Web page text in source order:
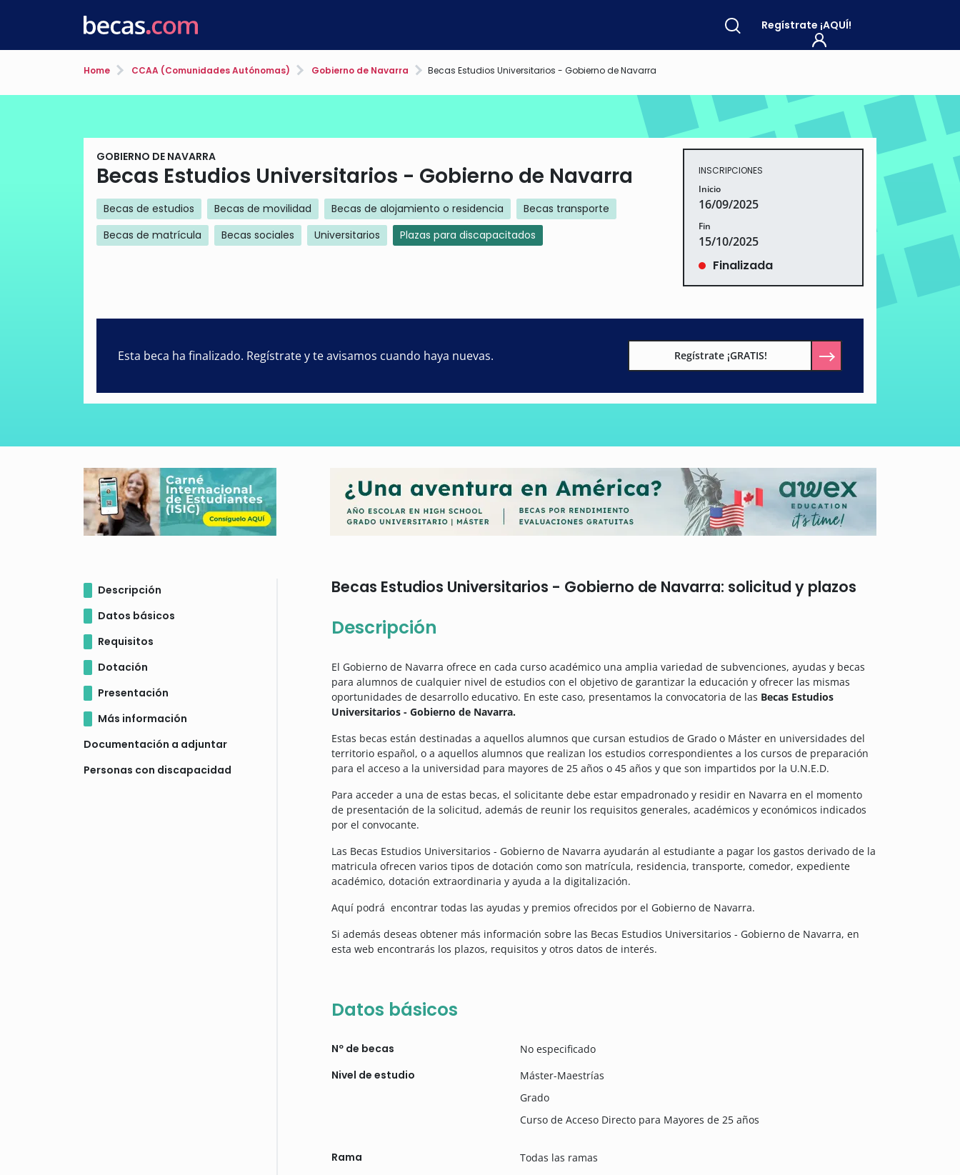
Regístrate ¡AQUÍ!
Home CCAA (Comunidades Autónomas) Gobierno de Navarra Becas Estudios Universitarios - Gobierno de Navarra
GOBIERNO DE NAVARRA
Becas Estudios Universitarios - Gobierno de Navarra
Becas de estudios Becas de movilidad Becas de alojamiento o residencia
Becas transporte
Becas de matrícula
Becas sociales Universitarios Plazas para discapacitados
INSCRIPCIONES
Inicio
16/09/2025
Fin
15/10/2025
Finalizada
Esta beca ha finalizado. Regístrate y te avisamos cuando haya nuevas. Regístrate ¡GRATIS!
Descripción
Datos básicos
Requisitos
Dotación
Presentación
Más información
Documentación a adjuntar
Personas con discapacidad
Becas Estudios Universitarios - Gobierno de Navarra: solicitud y plazos
Descripción
El Gobierno de Navarra ofrece en cada curso académico una amplia variedad de subvenciones, ayudas y becas
para alumnos de cualquier nivel de estudios con el objetivo de garantizar la educación y ofrecer las mismas
oportunidades de desarrollo educativo. En este caso, presentamos la convocatoria de las Becas Estudios
Universitarios - Gobierno de Navarra.
Estas becas están destinadas a aquellos alumnos que cursan estudios de Grado o Máster en universidades del
territorio español, o a aquellos alumnos que realizan los estudios correspondientes a los cursos de preparación
para el acceso a la universidad para mayores de 25 años o 45 años y que son impartidos por la U.N.E.D.
Para acceder a una de estas becas, el solicitante debe estar empadronado y residir en Navarra en el momento
de presentación de la solicitud, además de reunir los requisitos generales, académicos y económicos indicados
por el convocante.
Las Becas Estudios Universitarios - Gobierno de Navarra ayudarán al estudiante a pagar los gastos derivado de la
matricula ofrecen varios tipos de dotación como son matrícula, residencia, transporte, comedor, expediente
académico, dotación extraordinaria y ayuda a la digitalización.
Aquí podrá encontrar todas las ayudas y premios ofrecidos por el Gobierno de Navarra.
Si además deseas obtener más información sobre las Becas Estudios Universitarios - Gobierno de Navarra, en
esta web encontrarás los plazos, requisitos y otros datos de interés.
Datos básicos
Nº de becas No especificado
Nivel de estudio
Máster-Maestrías
Grado
Curso de Acceso Directo para Mayores de 25 años
Rama Todas las ramas